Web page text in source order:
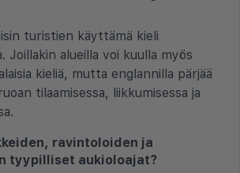
turistien käyttämä kieli
Joillakin alueilla voi kuulla myös
kieliä, mutta englannilla pärjää
tilaamisessa, liikkumisessa ja
ravintoloiden ja
tyypilliset aukioloajat?